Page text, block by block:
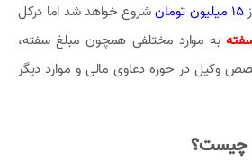
15 میلیون تومان
شروع خواهد شد اما درکل
به موارد مختلفی همچون مبلغ سفته،
وکیل در حوزه دعاوی مالی و موارد دیگر
چیست؟